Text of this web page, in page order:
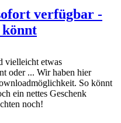
verfügbar -
vielleicht etwas
oder ... Wir haben hier
So könnt
ein nettes Geschenk
noch!